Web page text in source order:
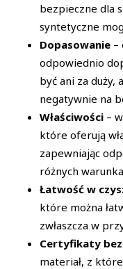
bezpieczne dla
syntetyczne
Dopasowanie –
odpowiednio
być ani za duży,
negatywnie na
Właściwości –
które oferują
zapewniając
różnych
Łatwość w
które można
zwłaszcza w
Certyfikaty
materiał, z